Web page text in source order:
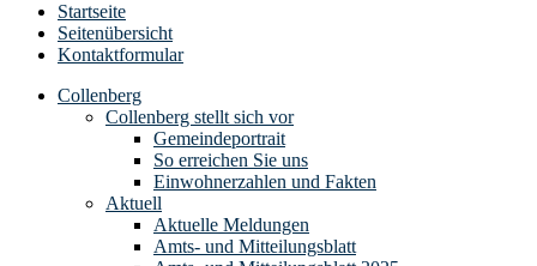
Startseite
Seitenübersicht
Kontaktformular
Collenberg
Collenberg stellt sich vor
Gemeindeportrait
So erreichen Sie uns
Einwohnerzahlen und Fakten
Aktuell
Aktuelle Meldungen
Amts- und Mitteilungsblatt